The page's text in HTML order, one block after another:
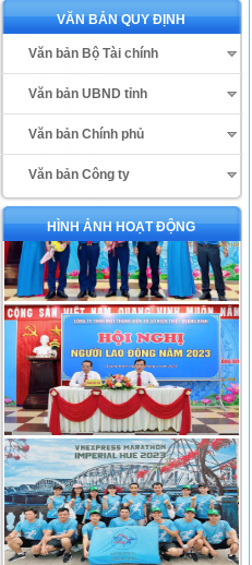
VĂN BẢN QUY ĐỊNH
Văn bản Bộ Tài chính
Văn bản UBND tỉnh
Văn bản Chính phủ
Văn bản Công ty
HÌNH ẢNH HOẠT ĐỘNG